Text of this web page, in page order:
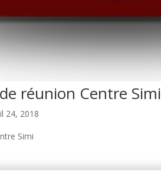
réunion Centre Simi
24, 2018
Simi